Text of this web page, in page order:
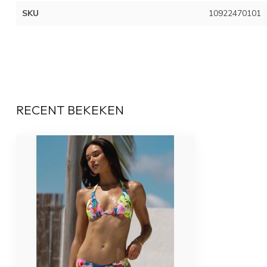
SKU 10922470101
RECENT BEKEKEN